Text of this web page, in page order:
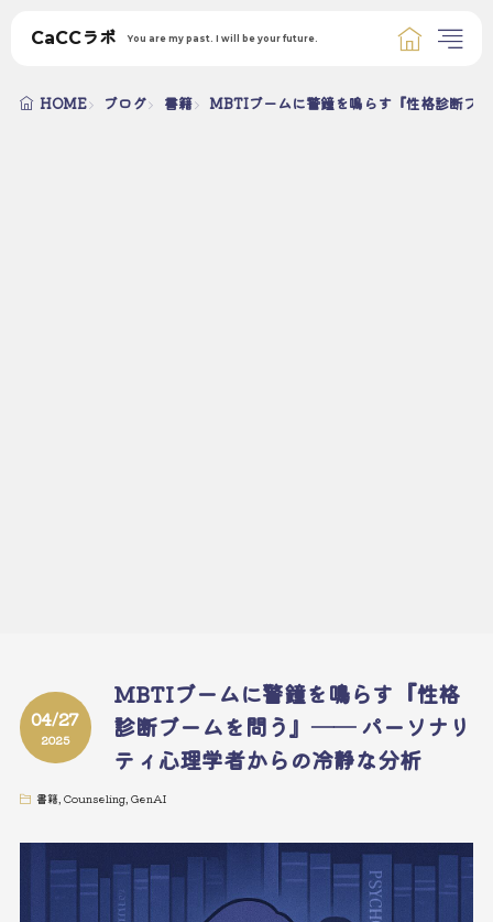
CaCCラボ You are my past. I will be your future.
HOME ブログ 書籍 MBTIブームに警鐘を鳴らす『性格診断ブ
04/27
2025
MBTIブームに警鐘を鳴らす『性格
診断ブームを問う』── パーソナリ
ティ心理学者からの冷静な分析
書籍, Counseling, GenAI